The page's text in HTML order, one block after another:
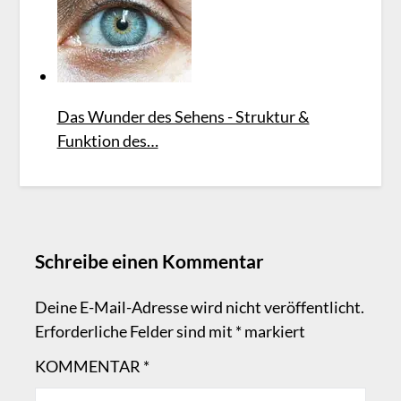
Das Wunder des Sehens - Struktur &
Funktion des…
Schreibe einen Kommentar
Deine E-Mail-Adresse wird nicht veröffentlicht.
Erforderliche Felder sind mit *markiert
KOMMENTAR *